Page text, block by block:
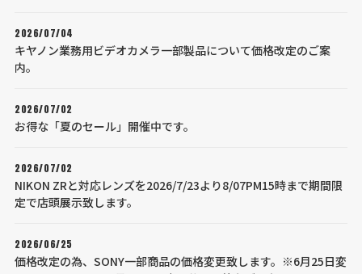
2026/07/04
キヤノン業務用ビデオカメラ一部製品について価格改定のご案
内。
2026/07/02
お得な「夏のセール」開催中です。
2026/07/02
NIKON ZRと対応レンズを2026/7/23より8/07PM15時まで期間限
定で店頭展示致します。
2026/06/25
価格改定の為、SONY一部商品の価格変更致します。※6月25日変